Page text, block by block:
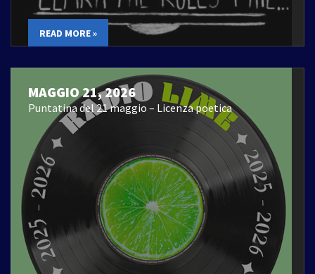
READ MORE »
MAGGIO 21, 2026
Puntatina del 21 maggio – Licenza poetica